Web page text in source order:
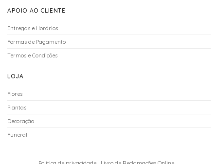
APOIO AO CLIENTE
Entregas e Horários
Formas de Pagamento
Termos e Condições
LOJA
Flores
Plantas
Decoração
Funeral